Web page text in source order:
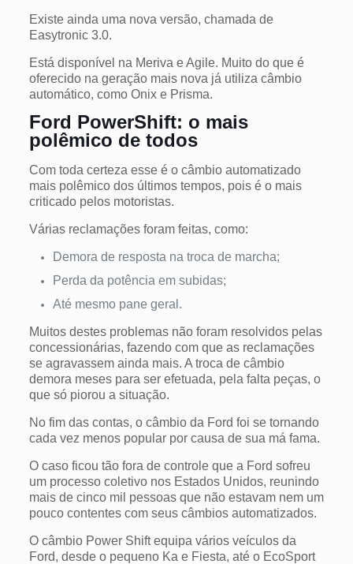
Existe ainda uma nova versão, chamada de
Easytronic 3.0.
Está disponível na Meriva e Agile. Muito do que é
oferecido na geração mais nova já utiliza câmbio
automático, como Onix e Prisma.
Ford PowerShift: o mais
polêmico de todos
Com toda certeza esse é o câmbio automatizado
mais polêmico dos últimos tempos, pois é o mais
criticado pelos motoristas.
Várias reclamações foram feitas, como:
Demora de resposta na troca de marcha;
Perda da potência em subidas;
Até mesmo pane geral.
Muitos destes problemas não foram resolvidos pelas
concessionárias, fazendo com que as reclamações
se agravassem ainda mais. A troca de câmbio
demora meses para ser efetuada, pela falta peças, o
que só piorou a situação.
No fim das contas, o câmbio da Ford foi se tornando
cada vez menos popular por causa de sua má fama.
O caso ficou tão fora de controle que a Ford sofreu
um processo coletivo nos Estados Unidos, reunindo
mais de cinco mil pessoas que não estavam nem um
pouco contentes com seus câmbios automatizados.
O câmbio Power Shift equipa vários veículos da
Ford, desde o pequeno Ka e Fiesta, até o EcoSport